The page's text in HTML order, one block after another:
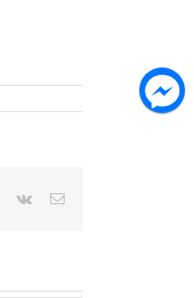
Pinterest
Vk Email